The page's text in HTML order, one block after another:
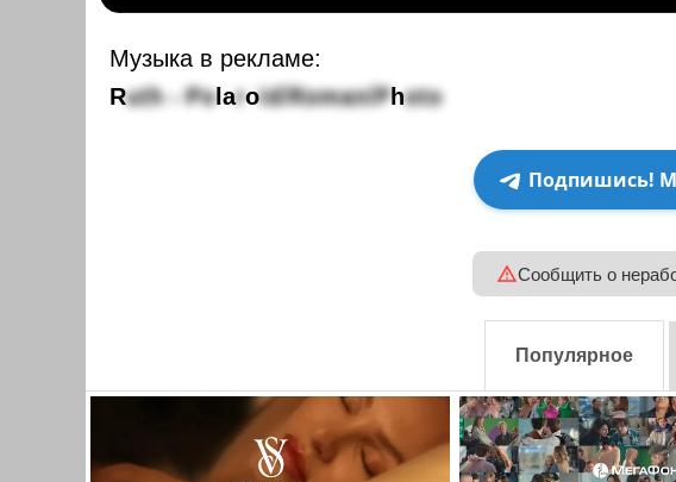
Музыка в рекламе:
Ruth Pol aroïd/Roman/Photo
Подпишись!
Сообщить о
Популярное